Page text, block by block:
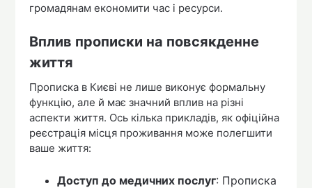
громадянам економити час і ресурси.
Вплив прописки на повсякденне
життя
Прописка в Києві не лише виконує формальну
функцію, але й має значний вплив на різні
аспекти життя. Ось кілька прикладів, як офіційна
реєстрація місця проживання може полегшити
ваше життя:
Доступ до медичних послуг: Прописка